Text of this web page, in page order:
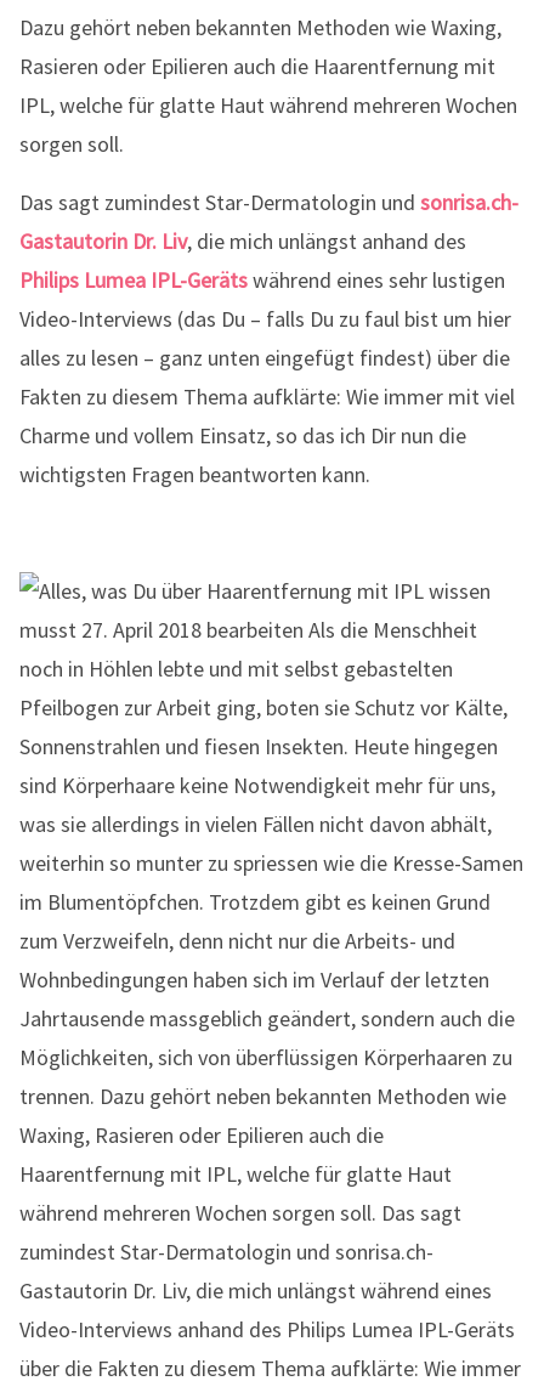
Dazu gehört neben bekannten Methoden wie Waxing,
Rasieren oder Epilieren auch die Haarentfernung mit
IPL, welche für glatte Haut während mehreren Wochen
sorgen soll.
Das sagt zumindest Star-Dermatologin und sonrisa.ch-
Gastautorin Dr. Liv, die mich unlängst anhand des
Philips Lumea IPL-Gerätswährend eines sehr lustigen
Video-Interviews (das Du – falls Du zu faul bist um hier
alles zu lesen – ganz unten eingefügt findest) über die
Fakten zu diesem Thema aufklärte: Wie immer mit viel
Charme und vollem Einsatz, so das ich Dir nun die
wichtigsten Fragen beantworten kann.